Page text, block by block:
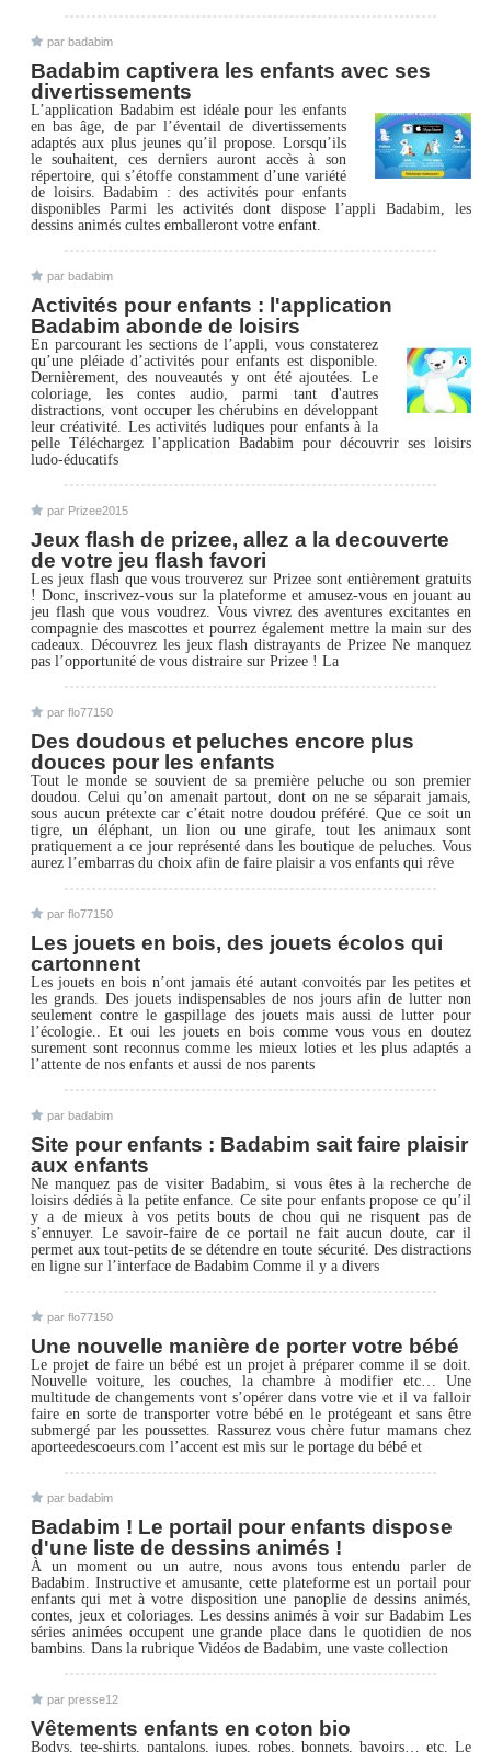
par badabim
Badabim captivera les enfants avec ses
divertissements
L’application Badabim est idéale pour les enfants
en bas âge, de par l’éventail de divertissements
adaptés aux plus jeunes qu’il propose. Lorsqu’ils
le souhaitent, ces derniers auront accès à son
répertoire, qui s’étoffe constamment d’une variété
de loisirs. Badabim : des activités pour enfants
disponibles Parmi les activités dont dispose l’appli Badabim, les
dessins animés cultes emballeront votre enfant.
par badabim
Activités pour enfants : l'application
Badabim abonde de loisirs
En parcourant les sections de l’appli, vous constaterez
qu’une pléiade d’activités pour enfants est disponible.
Dernièrement, des nouveautés y ont été ajoutées. Le
coloriage, les contes audio, parmi tant d'autres
distractions, vont occuper les chérubins en développant
leur créativité. Les activités ludiques pour enfants à la
pelle Téléchargez l’application Badabim pour découvrir ses loisirs
ludo-éducatifs
par Prizee2015
Jeux flash de prizee, allez a la decouverte
de votre jeu flash favori
Les jeux flash que vous trouverez sur Prizee sont entièrement gratuits
! Donc, inscrivez-vous sur la plateforme et amusez-vous en jouant au
jeu flash que vous voudrez. Vous vivrez des aventures excitantes en
compagnie des mascottes et pourrez également mettre la main sur des
cadeaux. Découvrez les jeux flash distrayants de Prizee Ne manquez
pas l’opportunité de vous distraire sur Prizee ! La
par flo77150
Des doudous et peluches encore plus
douces pour les enfants
Tout le monde se souvient de sa première peluche ou son premier
doudou. Celui qu’on amenait partout, dont on ne se séparait jamais,
sous aucun prétexte car c’était notre doudou préféré. Que ce soit un
tigre, un éléphant, un lion ou une girafe, tout les animaux sont
pratiquement a ce jour représenté dans les boutique de peluches. Vous
aurez l’embarras du choix afin de faire plaisir a vos enfants qui rêve
par flo77150
Les jouets en bois, des jouets écolos qui
cartonnent
Les jouets en bois n’ont jamais été autant convoités par les petites et
les grands. Des jouets indispensables de nos jours afin de lutter non
seulement contre le gaspillage des jouets mais aussi de lutter pour
l’écologie.. Et oui les jouets en bois comme vous vous en doutez
surement sont reconnus comme les mieux loties et les plus adaptés a
l’attente de nos enfants et aussi de nos parents
par badabim
Site pour enfants : Badabim sait faire plaisir
aux enfants
Ne manquez pas de visiter Badabim, si vous êtes à la recherche de
loisirs dédiés à la petite enfance. Ce site pour enfants propose ce qu’il
y a de mieux à vos petits bouts de chou qui ne risquent pas de
s’ennuyer. Le savoir-faire de ce portail ne fait aucun doute, car il
permet aux tout-petits de se détendre en toute sécurité. Des distractions
en ligne sur l’interface de Badabim Comme il y a divers
par flo77150
Une nouvelle manière de porter votre bébé
Le projet de faire un bébé est un projet à préparer comme il se doit.
Nouvelle voiture, les couches, la chambre à modifier etc… Une
multitude de changements vont s’opérer dans votre vie et il va falloir
faire en sorte de transporter votre bébé en le protégeant et sans être
submergé par les poussettes. Rassurez vous chère futur mamans chez
aporteedescoeurs.com l’accent est mis sur le portage du bébé et
par badabim
Badabim ! Le portail pour enfants dispose
d'une liste de dessins animés !
À un moment ou un autre, nous avons tous entendu parler de
Badabim. Instructive et amusante, cette plateforme est un portail pour
enfants qui met à votre disposition une panoplie de dessins animés,
contes, jeux et coloriages. Les dessins animés à voir sur Badabim Les
séries animées occupent une grande place dans le quotidien de nos
bambins. Dans la rubrique Vidéos de Badabim, une vaste collection
par presse12
Vêtements enfants en coton bio
Bodys, tee-shirts, pantalons, jupes, robes, bonnets, bavoirs… etc. Le